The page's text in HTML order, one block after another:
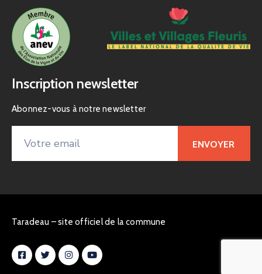
Inscription newsletter
Abonnez-vous à notre newsletter
Taradeau – site officiel de la commune